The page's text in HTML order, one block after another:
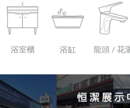
浴室櫃 浴缸 龍頭 / 花